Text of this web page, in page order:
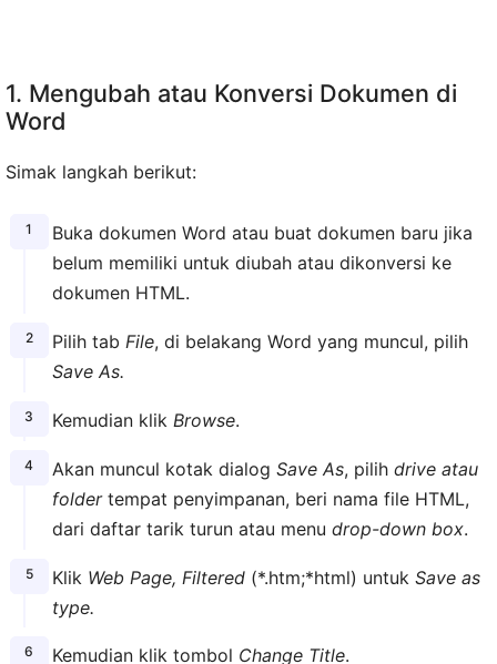
1. Mengubah atau Konversi Dokumen di
Word
Simak langkah berikut:
Buka dokumen Word atau buat dokumen baru jika
belum memiliki untuk diubah atau dikonversi ke
dokumen HTML.
Pilih tab File, di belakang Word yang muncul, pilih
Save As.
Kemudian klik Browse.
Akan muncul kotak dialog Save As, pilih drive atau
foldertempat penyimpanan, beri nama file HTML,
dari daftar tarik turun atau menu drop-down box.
Klik Web Page, Filtered(*.htm;*html) untuk Save as
type.
Kemudian klik tombol Change Title.